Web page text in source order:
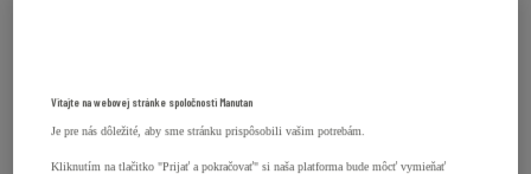
Vitajte na webovej stránke spoločnosti Manutan
Je pre nás dôležité, aby sme stránku prispôsobili vašim potrebám.
Kliknutím na tlačitko "Prijať a pokračovať" si naša platforma bude môcť vymieňať